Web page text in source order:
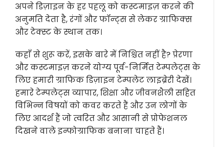
अपने डिज़ाइन के हर पहलू को कस्टमाइज़ करने की
अनुमति देता है, रंगों और फॉन्ट्स से लेकर ग्राफिक्स
और टेक्स्ट के स्थान तक।
कहाँ से शुरू करें, इसके बारे में निश्चित नहीं है? प्रेरणा
और कस्टमाइज़ करने योग्य पूर्व-निर्मित टेम्पलेट्स के
लिए हमारी ग्राफिक डिज़ाइन टेम्पलेट लाइब्रेरी देखें।
हमारे टेम्पलेट्स व्यापार, शिक्षा और जीवनशैली सहित
विभिन्न विषयों को कवर करते हैं और उन लोगों के
लिए आदर्श हैं जो त्वरित और आसानी से प्रोफेशनल
दिखने वाले इन्फोग्राफिक बनाना चाहते हैं।